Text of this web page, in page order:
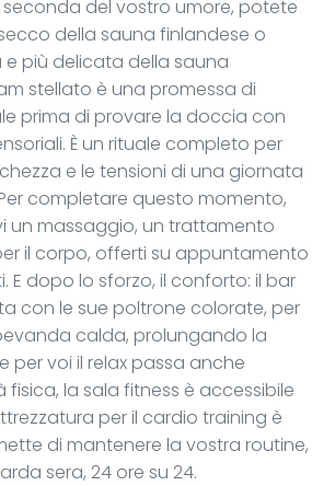
seconda del vostro umore, potete
della sauna finlandese o
più delicata della sauna
stellato è una promessa di
prima di provare la doccia con
È un rituale completo per
e le tensioni di una giornata
completare questo momento,
un massaggio, un trattamento
il corpo, offerti su appuntamento
E dopo lo sforzo, il conforto: il bar
con le sue poltrone colorate, per
calda, prolungando la
per voi il relax passa anche
la sala fitness è accessibile
per il cardio training è
di mantenere la vostra routine,
sera, 24 ore su 24.